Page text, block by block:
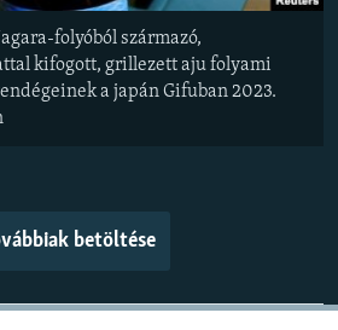
folyóból származó,
kifogott, grillezett aju folyami
a japán Gifuban 2023.
betöltése